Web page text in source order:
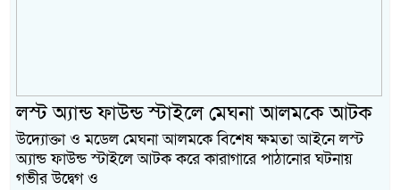
লস্ট অ্যান্ড ফাউন্ড স্টাইলে মেঘনা আলমকে আটক
উদ্যোক্তা ও মডেল মেঘনা আলমকে বিশেষ ক্ষমতা আইনে লস্ট
অ্যান্ড ফাউন্ড স্টাইলে আটক করে কারাগারে পাঠানোর ঘটনায়
গভীর উদ্বেগ ও